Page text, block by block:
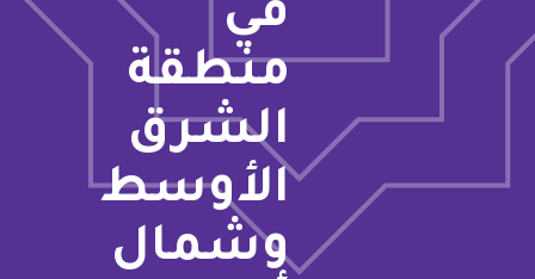
في
منطقة
الشرق
الأوسط
وشمال